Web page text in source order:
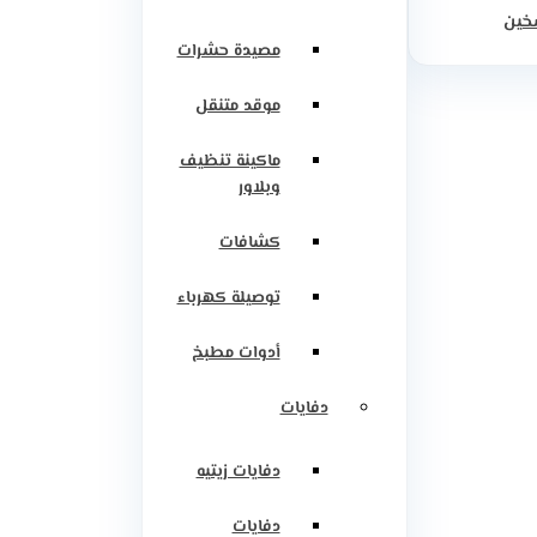
مصيدة حشرات
موقد متنقل
ماكينة تنظيف
وبلاور
كشافات
توصيلة كهرباء
أدوات مطبخ
دفايات
دفايات زيتيه
دفايات